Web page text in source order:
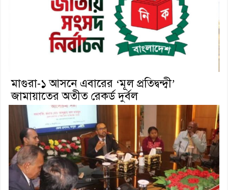
মাগুরা-১ আসনে এবারের ‘মূল প্রতিদ্বন্দ্বী’
জামায়াতের অতীত রেকর্ড দুর্বল